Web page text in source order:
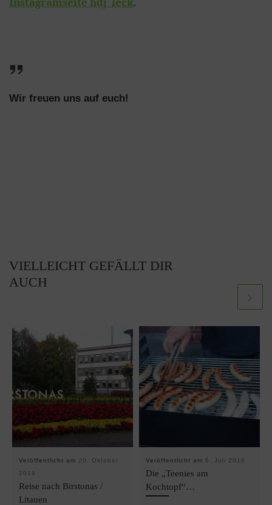
Wir freuen uns auf euch!
VIELLEICHT GEFÄLLT DIR
AUCH
Veröffentlicht am 20. Oktober
2018
Reise nach Birstonas /
Litauen
Veröffentlicht am 6. Juli 2018
Die „Teenies am
Kochtopf“…